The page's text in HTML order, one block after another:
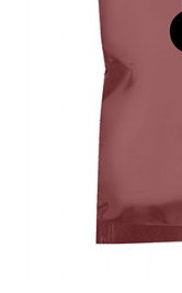
Informativa Privacy